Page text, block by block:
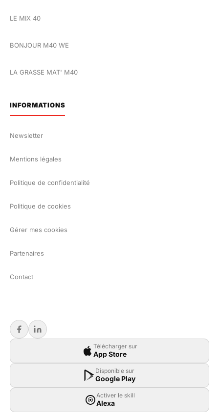
LE MIX 40
BONJOUR M40 WE
LA GRASSE MAT' M40
INFORMATIONS
Newsletter
Mentions légales
Politique de confidentialité
Politique de cookies
Gérer mes cookies
Partenaires
Contact
Télécharger sur
App Store
Disponible sur
Google Play
Activer le skill
Alexa